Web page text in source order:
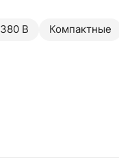
380 В Компактные